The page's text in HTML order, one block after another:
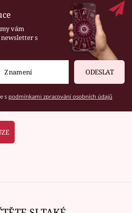
vám
s
ODESLAT
s podmínkami zpracování osobních údajů